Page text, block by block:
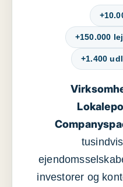
+150.000
+1.400
investorer og